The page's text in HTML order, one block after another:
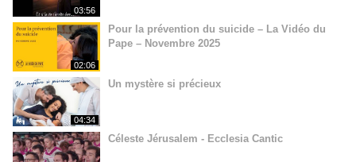
03:56
02:06
Pour la prévention du suicide – La Vidéo du
Pape – Novembre 2025
04:34
Un mystère si précieux
Céleste Jérusalem - Ecclesia Cantic